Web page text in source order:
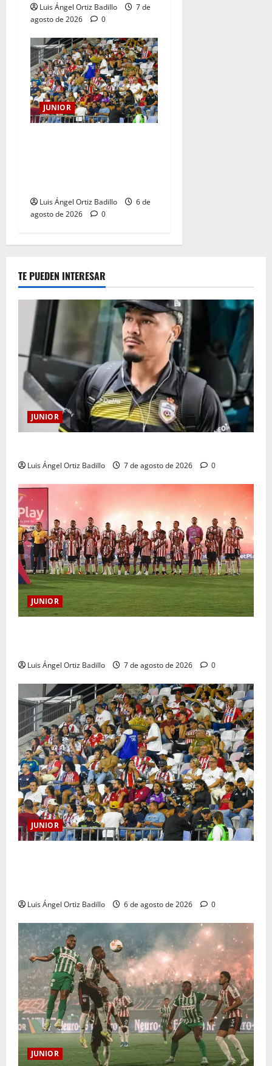
Luis Ángel Ortiz Badillo
7 de
agosto de 2026
0
JUNIOR
Luis Ángel Ortiz Badillo
6 de
agosto de 2026
0
TE PUEDEN INTERESAR
JUNIOR
Luis Ángel Ortiz Badillo 7 de agosto de 2026 0
JUNIOR
Luis Ángel Ortiz Badillo 7 de agosto de 2026 0
JUNIOR
Luis Ángel Ortiz Badillo 6 de agosto de 2026 0
JUNIOR